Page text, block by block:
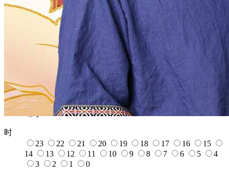
1911
1909 1908 1907
1905
1904 1903 1902 1900
12
11 7
31
30 29 28 27 25 24
22
21 20 18 17
12
11 10 9 8 7 4
1
时
23
22 21 20 19 18 17 16
15
14
13 12 11 10 9 8 7 6 5
4
3
2 1 0